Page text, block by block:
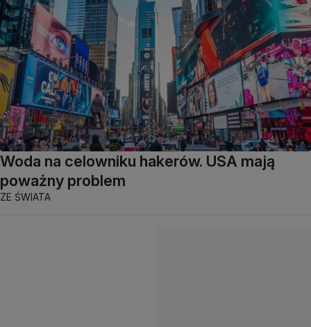
Woda na celowniku hakerów. USA mają
poważny problem
ZE ŚWIATA